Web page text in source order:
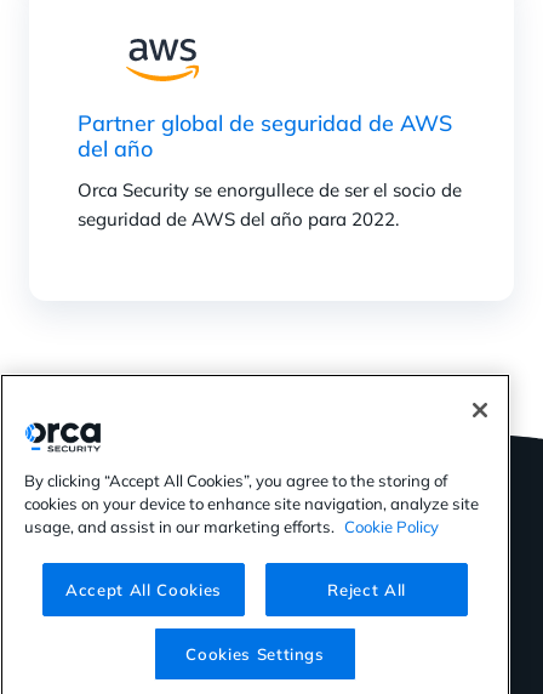
Partner global de seguridad de AWS
del año
Orca Security se enorgullece de ser el socio de
seguridad de AWS del año para 2022.
©2026 Orca Security. All rights reserved.
Virtual Patent Marking
By clicking “Accept All Cookies”, you agree to the storing of
cookies on your device to enhance site navigation, analyze site
usage, and assist in our marketing efforts. Cookie Policy
Accept All Cookies Reject All
Cookies Settings